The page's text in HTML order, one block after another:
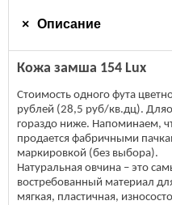
Описание
Кожа замша 154 Lux
Стоимость одного фута
рублей (28,5 руб/кв.дц).
гораздо ниже. Напоминаем,
продается фабричными
маркировкой (без выбора).
Натуральная овчина – это
востребованный материал
мягкая, пластичная,